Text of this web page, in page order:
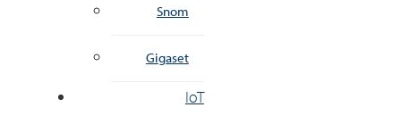
Snom
Gigaset
IoT